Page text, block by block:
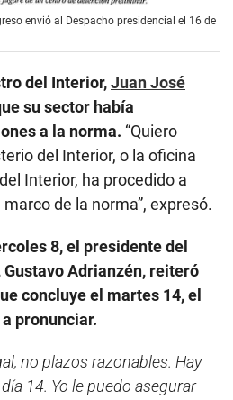
envió al Despacho presidencial el 16 de
del Interior,Juan José
su sector había
a la norma. “Quiero
del Interior, o la oficina
Interior, ha procedido a
de la norma”, expresó.
8, el presidente del
Adrianzén, reiteró
concluye el martes 14, el
pronunciar.
no plazos razonables. Hay
14. Yo le puedo asegurar